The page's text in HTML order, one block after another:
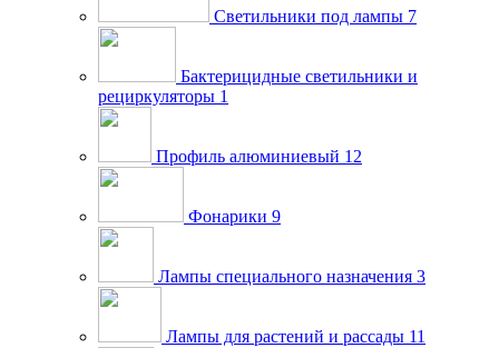
Светильники под лампы 7
Бактерицидные светильники и
рециркуляторы 1
Профиль алюминиевый 12
Фонарики 9
Лампы специального назначения 3
Лампы для растений и рассады 11